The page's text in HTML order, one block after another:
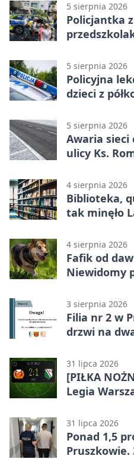
5 sierpnia 2026
Policjantka
5 sierpnia 2026
Policyjna
dzieci z
5 sierpnia 2026
Awaria sieci
ulicy Ks.
4 sierpnia 2026
Biblioteka,
tak minęło
4 sierpnia 2026
Fafik od
Niewidomy
3 sierpnia 2026
Filia nr 2 w
drzwi na
31 lipca 2026
[PIŁKA
Legia
minucie
31 lipca 2026
Ponad 1,5